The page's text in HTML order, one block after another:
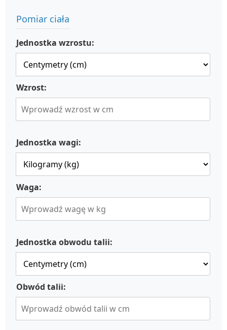
Pomiar ciała
Jednostka wzrostu:
Wzrost:
Jednostka wagi:
Waga:
Jednostka obwodu talii:
Obwód talii: